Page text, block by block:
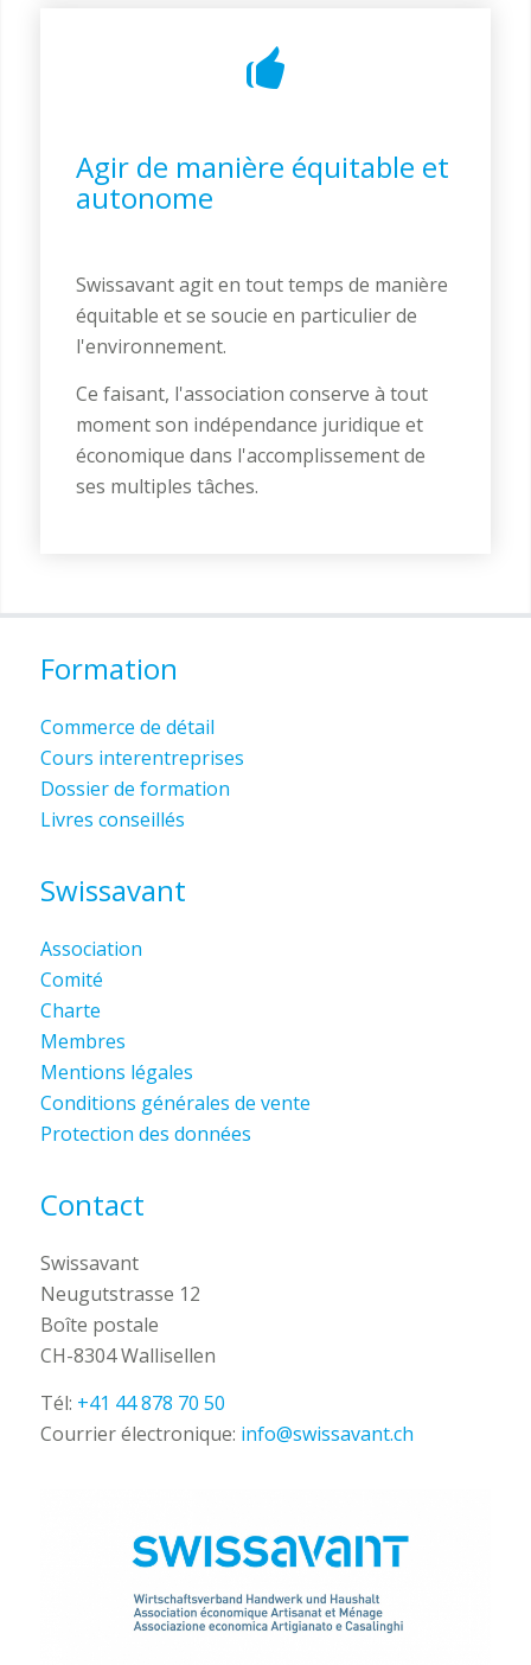
Agir de manière équitable et
autonome
Swissavant agit en tout temps de manière
équitable et se soucie en particulier de
l'environnement.
Ce faisant, l'association conserve à tout
moment son indépendance juridique et
économique dans l'accomplissement de
ses multiples tâches.
Formation
Commerce de détail
Cours interentreprises
Dossier de formation
Livres conseillés
Swissavant
Association
Comité
Charte
Membres
Mentions légales
Conditions générales de vente
Protection des données
Contact
Swissavant
Neugutstrasse 12
Boîte postale
CH-8304 Wallisellen
Tél: +41 44 878 70 50
Courrier électronique: info@swissavant.ch